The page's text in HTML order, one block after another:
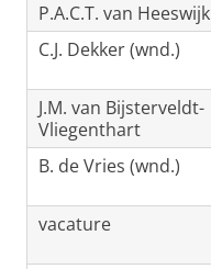
P.A.C.T. van Heeswijk
C.J. Dekker (wnd.)
J.M. van Bijsterveldt-
Vliegenthart
B. de Vries (wnd.)
vacature